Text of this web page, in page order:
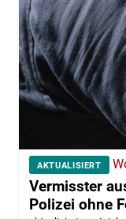
AKTUALISIERT
Vermisster
Polizei ohne